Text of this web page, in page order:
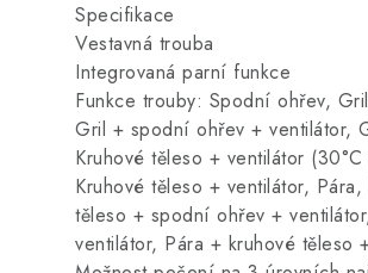
Specifikace
Vestavná trouba
Integrovaná parní funkce
Funkce trouby: Spodní ohřev,
Gril + spodní ohřev + ventilátor,
Kruhové těleso + ventilátor
Kruhové těleso + ventilátor,
těleso + spodní ohřev +
ventilátor, Pára + kruhové těleso